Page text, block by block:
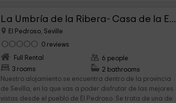
La Umbría de la Ribera- Casa de la Encina
El Pedroso, Seville
0 reviews
Full Rental
3 rooms
6 people
2 bathrooms
Nuestro alojamiento se encuentra dentro de la provincia
de Sevilla, en la que vas a poder disfrutar de las mejores
vistas desde el pueblo de El Pedroso. Se trata de una de